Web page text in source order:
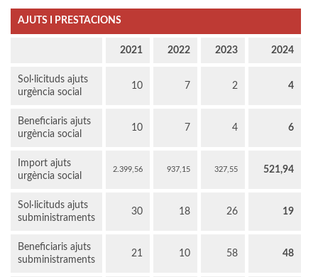
AJUTS I PRESTACIONS
2021 2022 2023 2024
Sol·licituds ajuts
urgència social
10 7 2 4
Beneficiaris ajuts
urgència social
10 7 4 6
Import ajuts
urgència social
2.399,56 937,15 327,55 521,94
Sol·licituds ajuts
subministraments
30 18 26 19
Beneficiaris ajuts
subministraments
21 10 58 48